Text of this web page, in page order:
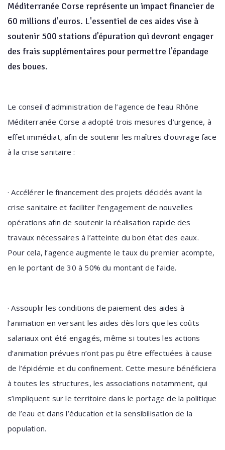
Méditerranée Corse représente un impact financier de
60 millions d'euros. L'essentiel de ces aides vise à
soutenir 500 stations d’épuration qui devront engager
des frais supplémentaires pour permettre l’épandage
des boues.
Le conseil d’administration de l’agence de l’eau Rhône
Méditerranée Corse a adopté trois mesures d’urgence, à
effet immédiat, afin de soutenir les maîtres d’ouvrage face
à la crise sanitaire :
·Accélérer le financement des projets décidés avant la
crise sanitaire et faciliter l’engagement de nouvelles
opérations afin de soutenir la réalisation rapide des
travaux nécessaires à l’atteinte du bon état des eaux.
Pour cela, l’agence augmente le taux du premier acompte,
en le portant de 30 à 50% du montant de l’aide.
·Assouplir les conditions de paiement des aides à
l’animation en versant les aides dès lors que les coûts
salariaux ont été engagés, même si toutes les actions
d’animation prévues n’ont pas pu être effectuées à cause
de l’épidémie et du confinement. Cette mesure bénéficiera
à toutes les structures, les associations notamment, qui
s’impliquent sur le territoire dans le portage de la politique
de l’eau et dans l’éducation et la sensibilisation de la
population.